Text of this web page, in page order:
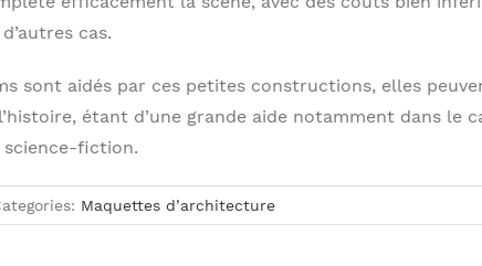
cas.
sont aidés par ces petites constructions, elles
étant d’une grande aide notamment dans le
science-fiction.
Maquettes d’architecture